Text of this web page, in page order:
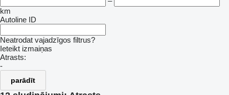
km
Autoline ID
Neatrodat vajadzīgos filtrus?
Ieteikt izmaiņas
Atrasts:
-
parādīt